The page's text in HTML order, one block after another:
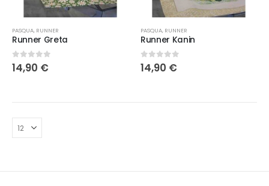
PASQUA, RUNNER
Runner Greta
0 Su 5
14,90 €
PASQUA, RUNNER
Runner Kanin
0 Su 5
14,90 €